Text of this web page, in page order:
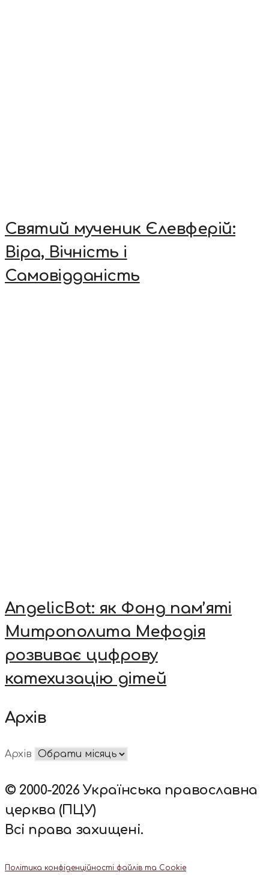
Святий мученик Єлевферій:
Віра, Вічність і
Самовідданість
AngelicBot: як Фонд пам’яті
Митрополита Мефодія
розвиває цифрову
катехизацію дітей
Архів
Архів
© 2000-2026 Українська православна
церква (ПЦУ)
Всі права захищені.
Політика конфіденційності файлів та Cookie